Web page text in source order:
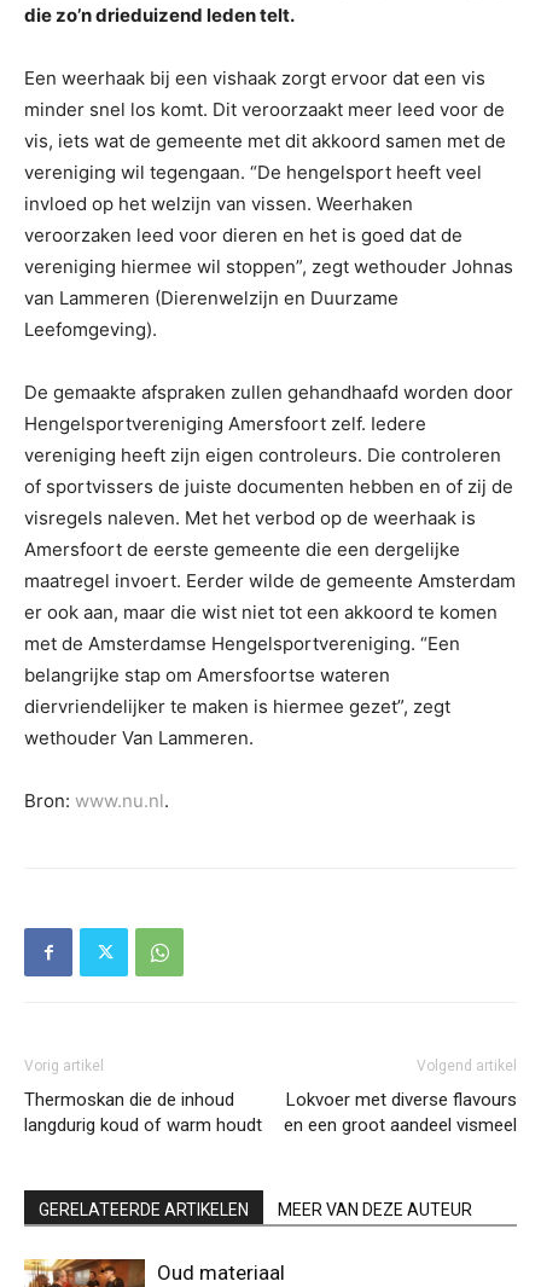
die zo’n drieduizend leden telt.
Een weerhaak bij een vishaak zorgt ervoor dat een vis
minder snel los komt. Dit veroorzaakt meer leed voor de
vis, iets wat de gemeente met dit akkoord samen met de
vereniging wil tegengaan. “De hengelsport heeft veel
invloed op het welzijn van vissen. Weerhaken
veroorzaken leed voor dieren en het is goed dat de
vereniging hiermee wil stoppen”, zegt wethouder Johnas
van Lammeren (Dierenwelzijn en Duurzame
Leefomgeving).
De gemaakte afspraken zullen gehandhaafd worden door
Hengelsportvereniging Amersfoort zelf. Iedere
vereniging heeft zijn eigen controleurs. Die controleren
of sportvissers de juiste documenten hebben en of zij de
visregels naleven. Met het verbod op de weerhaak is
Amersfoort de eerste gemeente die een dergelijke
maatregel invoert. Eerder wilde de gemeente Amsterdam
er ook aan, maar die wist niet tot een akkoord te komen
met de Amsterdamse Hengelsportvereniging. “Een
belangrijke stap om Amersfoortse wateren
diervriendelijker te maken is hiermee gezet”, zegt
wethouder Van Lammeren.
Bron: www.nu.nl.
Vorig artikel
Thermoskan die de inhoud
langdurig koud of warm houdt
Volgend artikel
Lokvoer met diverse flavours
en een groot aandeel vismeel
GERELATEERDE ARTIKELEN MEER VAN DEZE AUTEUR
Oud materiaal